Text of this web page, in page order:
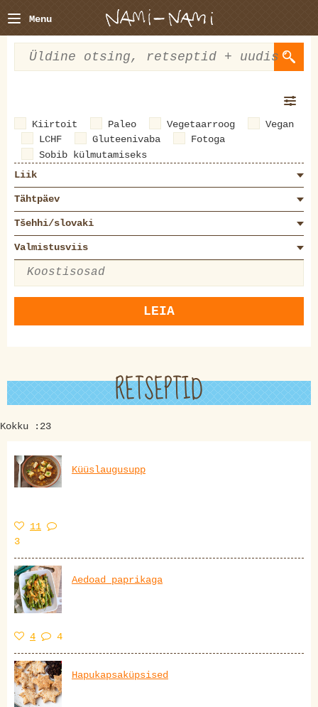
Menu
Kiirtoit Paleo Vegetaarroog
Vegan
LCHF
Gluteenivaba
Fotoga
Sobib külmutamiseks
Liik
Tähtpäev
Tšehhi/slovaki
Valmistusviis
LEIA
RETSEPTID
Kokku :23
Küüslaugusupp
11
3
Aedoad paprikaga
4 4
Hapukapsaküpsised